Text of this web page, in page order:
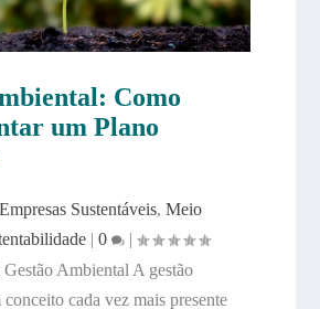
Como
um Plano
Empresas Sustentáveis, Meio
| 0
|
Ambiental A gestão
cada vez mais presente